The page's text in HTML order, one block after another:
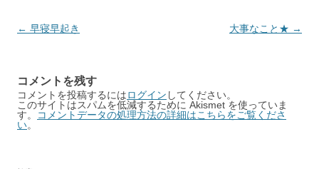
Post
← 早寝早起き 大事なこと★ →
コメントを残す
コメントを投稿するにはログイン してください。
このサイトはスパムを低減するために Akismet を使っていま
す。
コメントデータの処理方法の詳細はこちらをご覧くださ
い。